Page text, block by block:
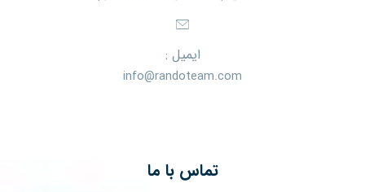
ایمیل :
info@randoteam.com
تماس با ما